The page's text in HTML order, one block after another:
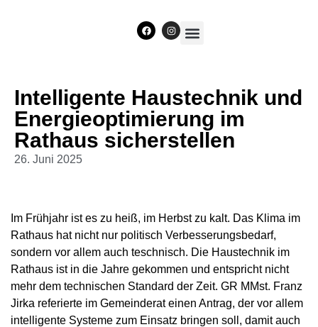
Intelligente Haustechnik und
Energieoptimierung im
Rathaus sicherstellen
26. Juni 2025
Im Frühjahr ist es zu heiß, im Herbst zu kalt. Das Klima im
Rathaus hat nicht nur politisch Verbesserungsbedarf,
sondern vor allem auch teschnisch. Die Haustechnik im
Rathaus ist in die Jahre gekommen und entspricht nicht
mehr dem technischen Standard der Zeit. GR MMst. Franz
Jirka referierte im Gemeinderat einen Antrag, der vor allem
intelligente Systeme zum Einsatz bringen soll, damit auch